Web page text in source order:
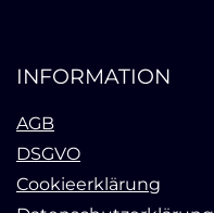
INFORMATION
AGB
DSGVO
Cookieerklärung